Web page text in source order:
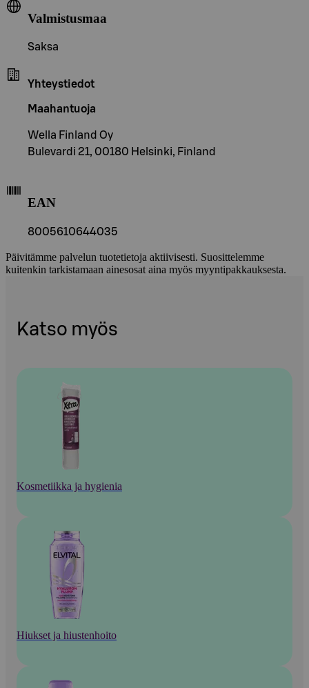
Valmistusmaa
Saksa
Yhteystiedot
Maahantuoja
Wella Finland Oy
Bulevardi 21, 00180 Helsinki, Finland
EAN
8005610644035
Päivitämme palvelun tuotetietoja aktiivisesti. Suosittelemme
kuitenkin tarkistamaan ainesosat aina myös myyntipakkauksesta.
Katso myös
Kosmetiikka ja hygienia
Hiukset ja hiustenhoito